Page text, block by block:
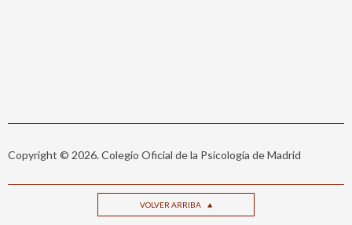
Copyright © 2026. Colegio Oficial de la Psicología de Madrid
VOLVER ARRIBA